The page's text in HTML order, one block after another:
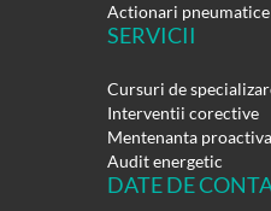
Actionari pneumatice
SERVICII
Cursuri de
Interventii corective
Mentenanta proactiva
Audit energetic
DATE DE